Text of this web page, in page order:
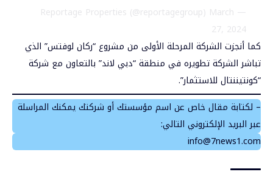
— Reportage Properties (@reportagegroup)
March
27, 2024
كما أنجزت الشركة المرحلة الأولى من مشروع “ركان لوفتس” الذي
تباشر الشركة تطويره في منطقة “دبي لاند” بالتعاون مع شركة
“كونتيننتال للاستثمار”.
– لكتابة مقال خاص عن اسم مؤسستك أو شركتك يمكنك المراسلة
عبر البريد الإلكتروني التالي:
info@7news1.com